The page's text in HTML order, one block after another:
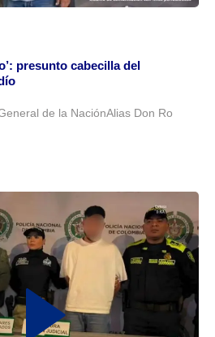
presunto cabecilla del
de la NaciónAlias Don Ro